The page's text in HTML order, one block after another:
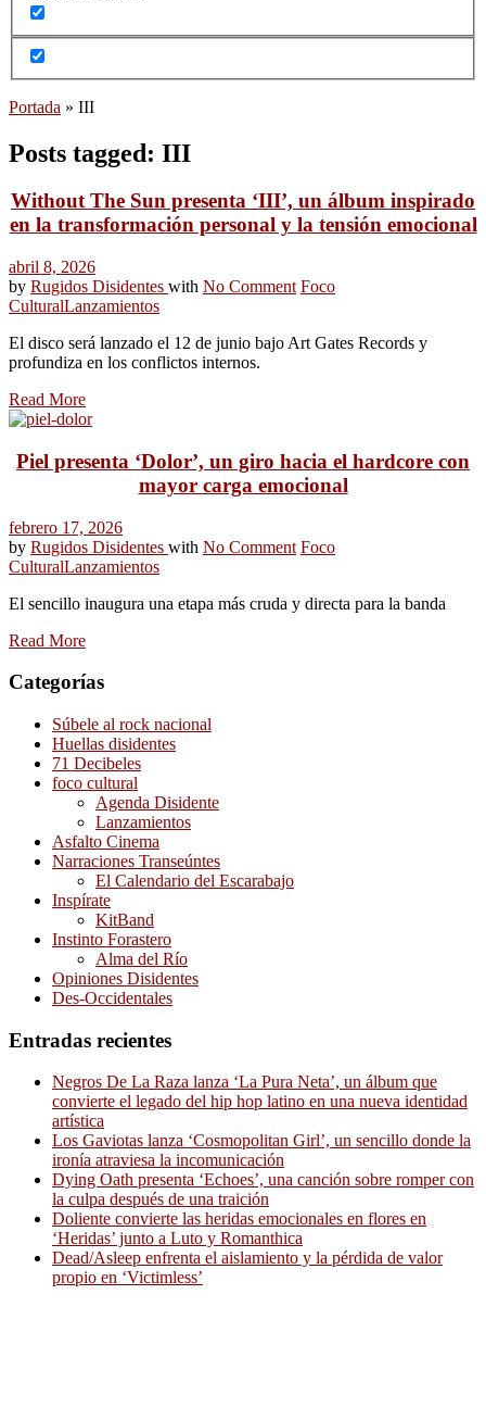
Portada » III
Posts tagged: III
Without The Sun presenta ‘III’, un álbum inspirado
en la transformación personal y la tensión emocional
abril 8, 2026
by Rugidos Disidentes with No Comment Foco
CulturalLanzamientos
El disco será lanzado el 12 de junio bajo Art Gates Records y
profundiza en los conflictos internos.
Read More
Piel presenta ‘Dolor’, un giro hacia el hardcore con
mayor carga emocional
febrero 17, 2026
by Rugidos Disidentes with No Comment Foco
CulturalLanzamientos
El sencillo inaugura una etapa más cruda y directa para la banda
Read More
Categorías
Súbele al rock nacional
Huellas disidentes
71 Decibeles
foco cultural
Agenda Disidente
Lanzamientos
Asfalto Cinema
Narraciones Transeúntes
El Calendario del Escarabajo
Inspírate
KitBand
Instinto Forastero
Alma del Río
Opiniones Disidentes
Des-Occidentales
Entradas recientes
Negros De La Raza lanza ‘La Pura Neta’, un álbum que
convierte el legado del hip hop latino en una nueva identidad
artística
Los Gaviotas lanza ‘Cosmopolitan Girl’, un sencillo donde la
ironía atraviesa la incomunicación
Dying Oath presenta ‘Echoes’, una canción sobre romper con
la culpa después de una traición
Doliente convierte las heridas emocionales en flores en
‘Heridas’ junto a Luto y Romanthica
Dead/Asleep enfrenta el aislamiento y la pérdida de valor
propio en ‘Victimless’